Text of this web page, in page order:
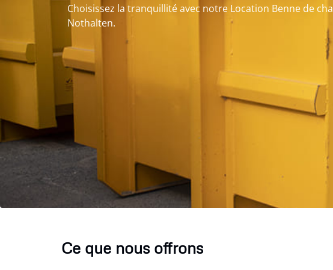
Choisissez la tranquillité avec notre Location Benne de
Nothalten.
Ce que nous offrons